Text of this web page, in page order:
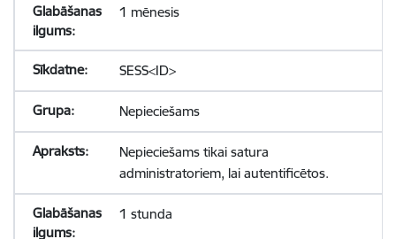
1 mēnesis
SESS<ID>
Nepieciešams
Nepieciešams tikai satura
administratoriem, lai autentificētos.
1 stunda